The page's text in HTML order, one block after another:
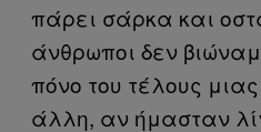
πάρει σάρκα και
άνθρωποι δεν
πόνο του τέλους
άλλη, αν ήμασταν